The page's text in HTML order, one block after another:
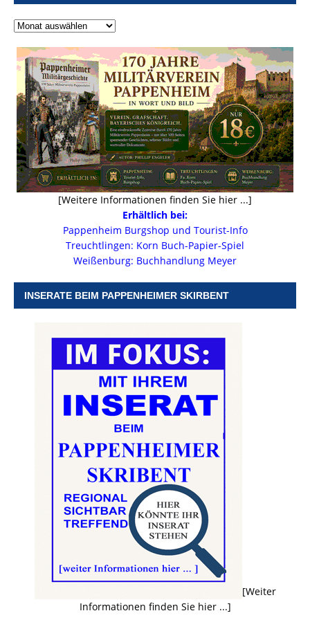
[Weitere Informationen finden Sie hier ...]
Erhältlich bei:
Pappenheim Burgshop und Tourist-Info
Treuchtlingen: Korn Buch-Papier-Spiel
Weißenburg: Buchhandlung Meyer
INSERATE BEIM PAPPENHEIMER SKIRBENT
[Weiter
Informationen finden Sie hier ...]